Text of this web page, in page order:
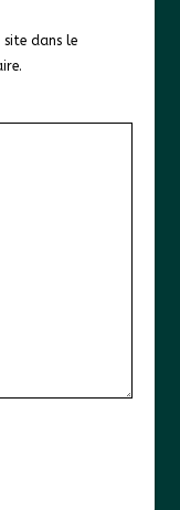
dans le